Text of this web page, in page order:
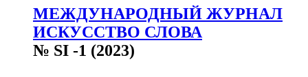
МЕЖДУНАРОДНЫЙ ЖУРНАЛ
ИСКУССТВО СЛОВА
№ SI -1 (2023)